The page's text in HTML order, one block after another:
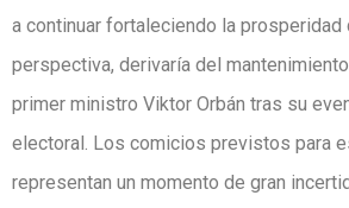
a continuar fortaleciendo la prosperidad
perspectiva, derivaría del
primer ministro Viktor Orbán tras su
electoral. Los comicios previstos para
representan un momento de gran